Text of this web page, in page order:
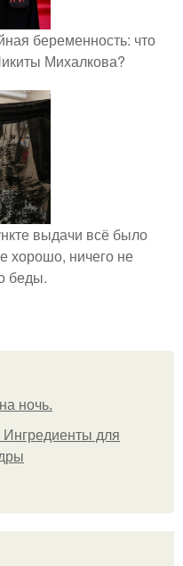
беременность: что
Михалкова?
выдачи всё было
хорошо, ничего не
беды.
ночь.
для